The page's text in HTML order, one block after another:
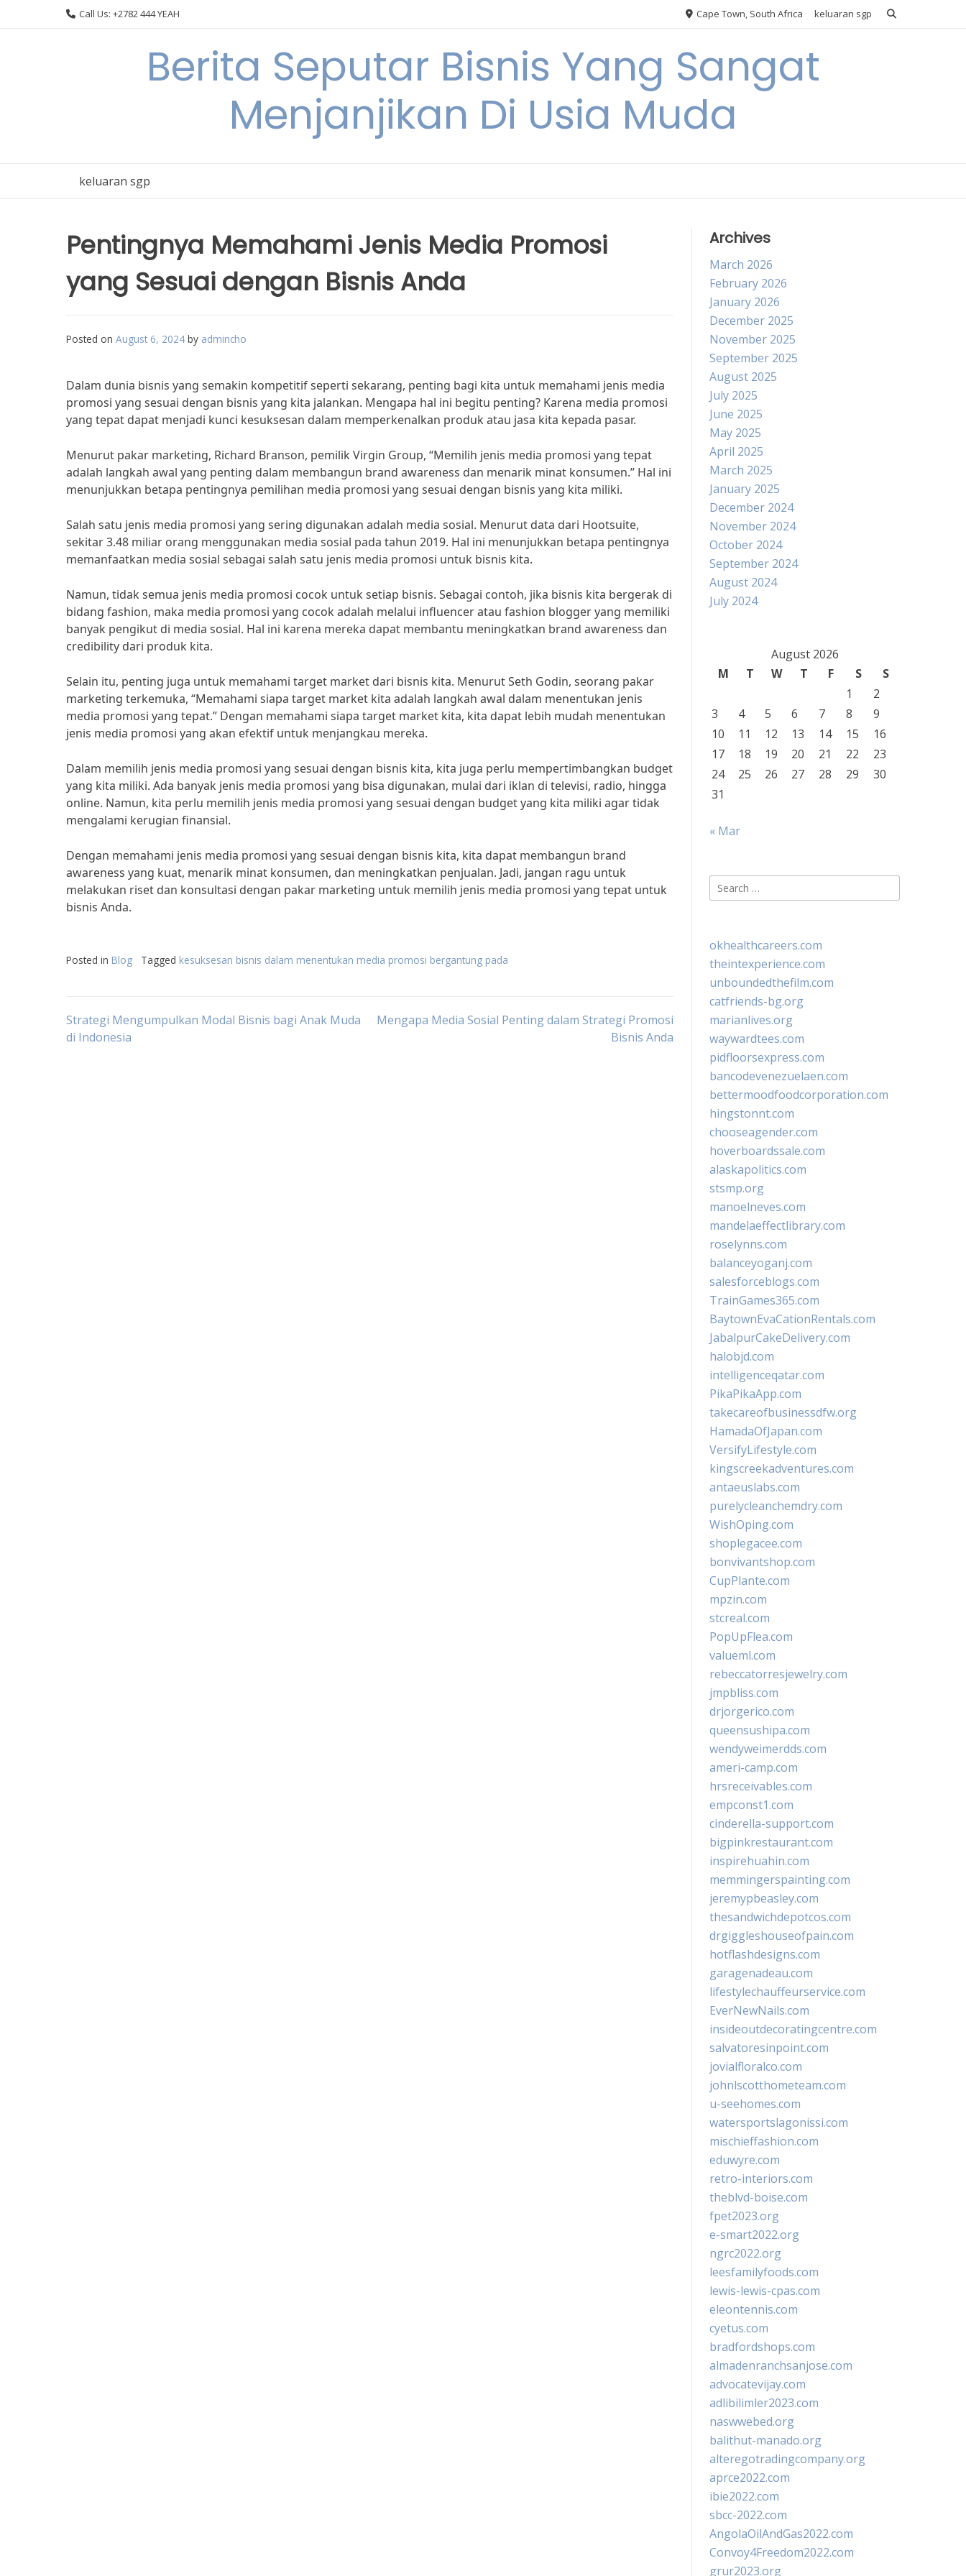
Call Us: +2782 444 YEAH Cape Town, South Africa keluaran sgp
Berita Seputar Bisnis Yang Sangat
Menjanjikan Di Usia Muda
keluaran sgp
Pentingnya Memahami Jenis Media Promosi
yang Sesuai dengan Bisnis Anda
Posted on August 6, 2024 by admincho
Dalam dunia bisnis yang semakin kompetitif seperti sekarang, penting bagi kita untuk memahami jenis media
promosi yang sesuai dengan bisnis yang kita jalankan. Mengapa hal ini begitu penting? Karena media promosi
yang tepat dapat menjadi kunci kesuksesan dalam memperkenalkan produk atau jasa kita kepada pasar.
Menurut pakar marketing, Richard Branson, pemilik Virgin Group, “Memilih jenis media promosi yang tepat
adalah langkah awal yang penting dalam membangun brand awareness dan menarik minat konsumen.” Hal ini
menunjukkan betapa pentingnya pemilihan media promosi yang sesuai dengan bisnis yang kita miliki.
Salah satu jenis media promosi yang sering digunakan adalah media sosial. Menurut data dari Hootsuite,
sekitar 3.48 miliar orang menggunakan media sosial pada tahun 2019. Hal ini menunjukkan betapa pentingnya
memanfaatkan media sosial sebagai salah satu jenis media promosi untuk bisnis kita.
Namun, tidak semua jenis media promosi cocok untuk setiap bisnis. Sebagai contoh, jika bisnis kita bergerak di
bidang fashion, maka media promosi yang cocok adalah melalui influencer atau fashion blogger yang memiliki
banyak pengikut di media sosial. Hal ini karena mereka dapat membantu meningkatkan brand awareness dan
credibility dari produk kita.
Selain itu, penting juga untuk memahami target market dari bisnis kita. Menurut Seth Godin, seorang pakar
marketing terkemuka, “Memahami siapa target market kita adalah langkah awal dalam menentukan jenis
media promosi yang tepat.” Dengan memahami siapa target market kita, kita dapat lebih mudah menentukan
jenis media promosi yang akan efektif untuk menjangkau mereka.
Dalam memilih jenis media promosi yang sesuai dengan bisnis kita, kita juga perlu mempertimbangkan budget
yang kita miliki. Ada banyak jenis media promosi yang bisa digunakan, mulai dari iklan di televisi, radio, hingga
online. Namun, kita perlu memilih jenis media promosi yang sesuai dengan budget yang kita miliki agar tidak
mengalami kerugian finansial.
Dengan memahami jenis media promosi yang sesuai dengan bisnis kita, kita dapat membangun brand
awareness yang kuat, menarik minat konsumen, dan meningkatkan penjualan. Jadi, jangan ragu untuk
melakukan riset dan konsultasi dengan pakar marketing untuk memilih jenis media promosi yang tepat untuk
bisnis Anda.
Posted in Blog Tagged kesuksesan bisnis dalam menentukan media promosi bergantung pada
Post
Strategi Mengumpulkan Modal Bisnis bagi Anak Muda
di Indonesia
Mengapa Media Sosial Penting dalam Strategi Promosi
Bisnis Anda
Archives
March 2026
February 2026
January 2026
December 2025
November 2025
September 2025
August 2025
July 2025
June 2025
May 2025
April 2025
March 2025
January 2025
December 2024
November 2024
October 2024
September 2024
August 2024
July 2024
August 2026
M
T W T F S
S
1
2
3
4 5 6 7 8
9
10
11 12 13 14 15
16
17
18 19 20 21 22
23
24
25 26 27 28 29
30
31
« Mar
Search
for:
okhealthcareers.com
theintexperience.com
unboundedthefilm.com
catfriends-bg.org
marianlives.org
waywardtees.com
pidfloorsexpress.com
bancodevenezuelaen.com
bettermoodfoodcorporation.com
hingstonnt.com
chooseagender.com
hoverboardssale.com
alaskapolitics.com
stsmp.org
manoelneves.com
mandelaeffectlibrary.com
roselynns.com
balanceyoganj.com
salesforceblogs.com
TrainGames365.com
BaytownEvaCationRentals.com
JabalpurCakeDelivery.com
halobjd.com
intelligenceqatar.com
PikaPikaApp.com
takecareofbusinessdfw.org
HamadaOfJapan.com
VersifyLifestyle.com
kingscreekadventures.com
antaeuslabs.com
purelycleanchemdry.com
WishOping.com
shoplegacee.com
bonvivantshop.com
CupPlante.com
mpzin.com
stcreal.com
PopUpFlea.com
valueml.com
rebeccatorresjewelry.com
jmpbliss.com
drjorgerico.com
queensushipa.com
wendyweimerdds.com
ameri-camp.com
hrsreceivables.com
empconst1.com
cinderella-support.com
bigpinkrestaurant.com
inspirehuahin.com
memmingerspainting.com
jeremypbeasley.com
thesandwichdepotcos.com
drgiggleshouseofpain.com
hotflashdesigns.com
garagenadeau.com
lifestylechauffeurservice.com
EverNewNails.com
insideoutdecoratingcentre.com
salvatoresinpoint.com
jovialfloralco.com
johnlscotthometeam.com
u-seehomes.com
watersportslagonissi.com
mischieffashion.com
eduwyre.com
retro-interiors.com
theblvd-boise.com
fpet2023.org
e-smart2022.org
ngrc2022.org
leesfamilyfoods.com
lewis-lewis-cpas.com
eleontennis.com
cyetus.com
bradfordshops.com
almadenranchsanjose.com
advocatevijay.com
adlibilimler2023.com
naswwebed.org
balithut-manado.org
alteregotradingcompany.org
aprce2022.com
ibie2022.com
sbcc-2022.com
AngolaOilAndGas2022.com
Convoy4Freedom2022.com
grur2023.org